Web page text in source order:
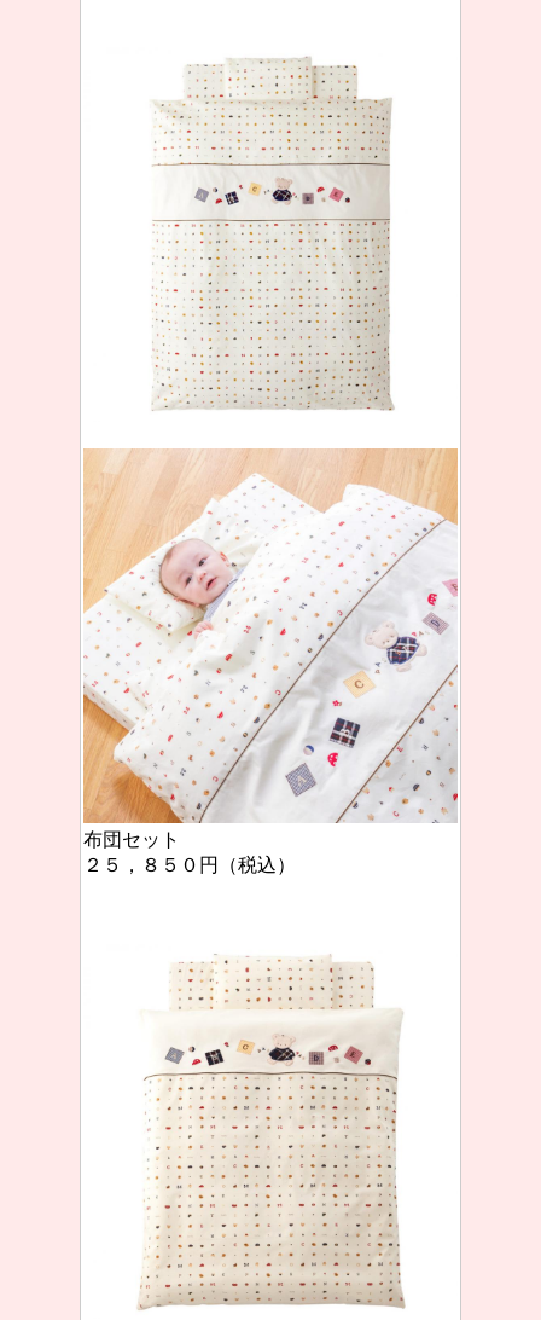
布団セット
２５，８５０円（税込）